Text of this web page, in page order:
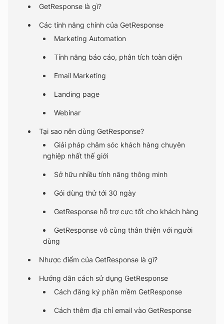
GetResponse là gì?
Các tính năng chính của GetResponse
Marketing Automation
Tính năng báo cáo, phân tích toàn diện
Email Marketing
Landing page
Webinar
Tại sao nên dùng GetResponse?
Giải pháp chăm sóc khách hàng chuyên
nghiệp nhất thế giới
Sở hữu nhiều tính năng thông minh
Gói dùng thử tới 30 ngày
GetResponse hỗ trợ cực tốt cho khách hàng
GetResponse vô cùng thân thiện với người
dùng
Nhược điểm của GetResponse là gì?
Hướng dẫn cách sử dụng GetResponse
Cách đăng ký phần mềm GetResponse
Cách thêm địa chỉ email vào GetResponse